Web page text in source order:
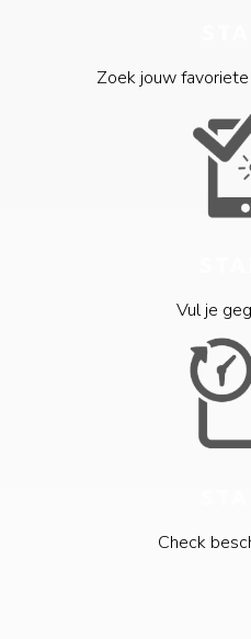
Zoek jouw
Vul je
Check